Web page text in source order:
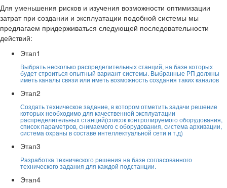
Для уменьшения рисков и изучения возможности оптимизации
затрат при создании и эксплуатации подобной системы мы
предлагаем придерживаться следующей последовательности
действий:
Этап1
Выбрать несколько распределительных станций, на базе которых
будет строиться опытный вариант системы. Выбранные РП должны
иметь каналы связи или иметь возможность создания таких каналов
Этап2
Создать техническое задание, в котором отметить задачи решение
которых необходимо для качественной эксплуатации
распределительных станций(список контролируемого оборудования,
список параметров, снимаемого с оборудования, система архивации,
система охраны в составе интеллектуальной сети и т.д)
Этап3
Разработка технического решения на базе согласованного
технического задания для каждой подстанции.
Этап4